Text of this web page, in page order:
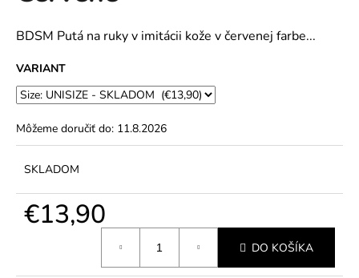
hviezdičiek.
BDSM Putá na ruky v imitácii kože v červenej farbe...
VARIANT
Môžeme doručiť do: 11.8.2026
SKLADOM
€13,90
DO KOŠÍKA
m